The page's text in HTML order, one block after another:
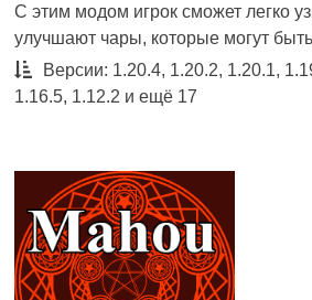
С этим модом игрок сможет легко
улучшают чары, которые могут
Версии: 1.20.4, 1.20.2, 1.20.1,
1.16.5, 1.12.2 и ещё 17